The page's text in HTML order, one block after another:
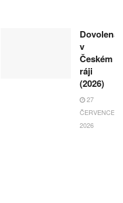
Dovolená
v
Českém
ráji
(2026)
27
ČERVENCE,
2026